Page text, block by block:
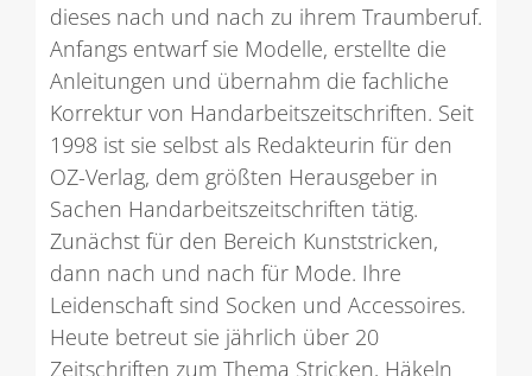
dieses nach und nach zu ihrem Traumberuf.
Anfangs entwarf sie Modelle, erstellte die
Anleitungen und übernahm die fachliche
Korrektur von Handarbeitszeitschriften. Seit
1998 ist sie selbst als Redakteurin für den
OZ-Verlag, dem größten Herausgeber in
Sachen Handarbeitszeitschriften tätig.
Zunächst für den Bereich Kunststricken,
dann nach und nach für Mode. Ihre
Leidenschaft sind Socken und Accessoires.
Heute betreut sie jährlich über 20
Zeitschriften zum Thema Stricken, Häkeln